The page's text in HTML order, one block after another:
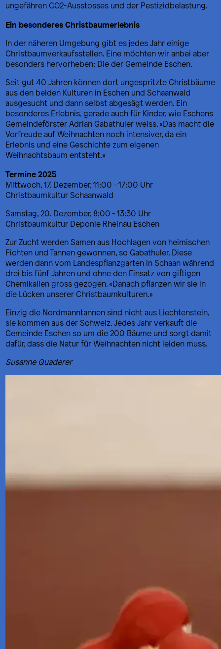
ungefähren CO2-Ausstosses und der Pestizidbelastung.
Ein besonderes Christbaumerlebnis
In der näheren Umgebung gibt es jedes Jahr einige
Christbaumverkaufsstellen. Eine möchten wir anbei aber
besonders hervorheben: Die der Gemeinde Eschen.
Seit gut 40 Jahren können dort ungespritzte Christbäume
aus den beiden Kulturen in Eschen und Schaanwald
ausgesucht und dann selbst abgesägt werden. Ein
besonderes Erlebnis, gerade auch für Kinder, wie Eschens
Gemeindeförster Adrian Gabathuler weiss. «Das macht die
Vorfreude auf Weihnachten noch intensiver, da ein
Erlebnis und eine Geschichte zum eigenen
Weihnachtsbaum entsteht.»
Termine 2025
Mittwoch, 17. Dezember, 11:00 - 17:00 Uhr
Christbaumkultur Schaanwald
Samstag, 20. Dezember, 8:00 - 13:30 Uhr
Christbaumkultur Deponie Rheinau Eschen
Zur Zucht werden Samen aus Hochlagen von heimischen
Fichten und Tannen gewonnen, so Gabathuler. Diese
werden dann vom Landespflanzgarten in Schaan während
drei bis fünf Jahren und ohne den Einsatz von giftigen
Chemikalien gross gezogen. «Danach pflanzen wir sie in
die Lücken unserer Christbaumkulturen.»
Einzig die Nordmanntannen sind nicht aus Liechtenstein,
sie kommen aus der Schweiz. Jedes Jahr verkauft die
Gemeinde Eschen so um die 200 Bäume und sorgt damit
dafür, dass die Natur für Weihnachten nicht leiden muss.
Susanne Quaderer